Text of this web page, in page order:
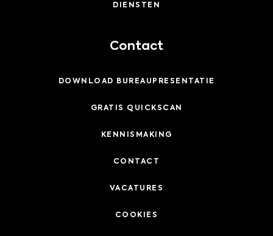
DIENSTEN
Contact
DOWNLOAD BUREAUPRESENTATIE
GRATIS QUICKSCAN
KENNISMAKING
CONTACT
VACATURES
COOKIES